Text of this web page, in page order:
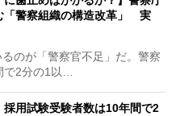
「警察組織の構造改革」 実
のが「警察官不足」だ。警察
で2分の1以…
採用試験受験者数は10年間で2